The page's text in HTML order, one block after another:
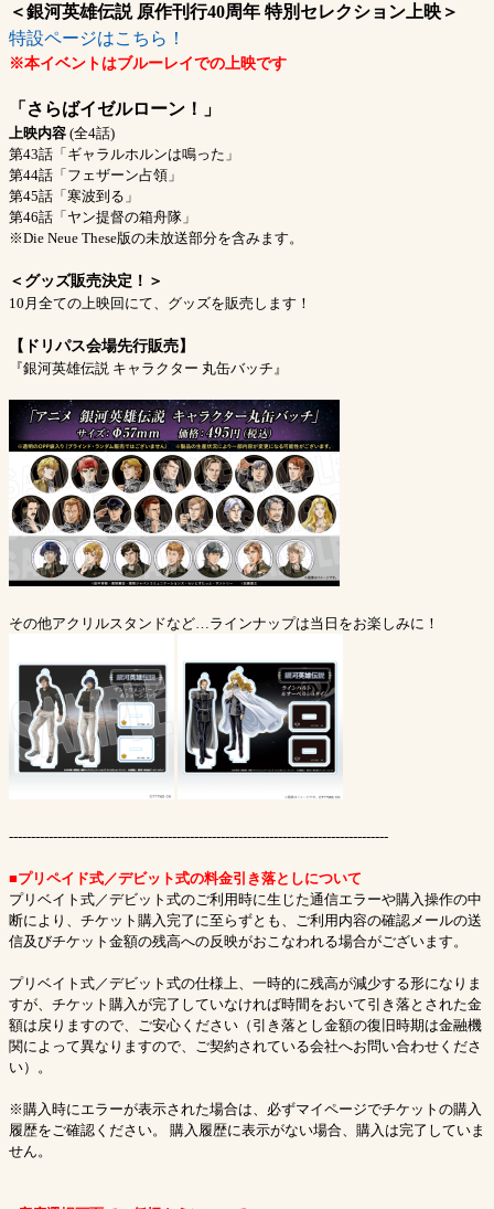
＜銀河英雄伝説 原作刊行40周年 特別セレクション上映＞
特設ページはこちら！
※本イベントはブルーレイでの上映です
「さらばイゼルローン！」
上映内容 (全4話)
第43話「ギャラルホルンは鳴った」
第44話「フェザーン占領」
第45話「寒波到る」
第46話「ヤン提督の箱舟隊」
※Die Neue These版の未放送部分を含みます。
＜グッズ販売決定！＞
10月全ての上映回にて、グッズを販売します！
【ドリパス会場先行販売】
『銀河英雄伝説 キャラクター 丸缶バッチ』
その他アクリルスタンドなど…ラインナップは当日をお楽しみに！
--------------------------------------------------------------------------------------
■プリペイド式／デビット式の料金引き落としについて
プリベイト式／デビット式のご利用時に生じた通信エラーや購入操作の中
断により、チケット購入完了に至らずとも、ご利用内容の確認メールの送
信及びチケット金額の残高への反映がおこなわれる場合がございます。
プリベイト式／デビット式の仕様上、一時的に残高が減少する形になりま
すが、チケット購入が完了していなければ時間をおいて引き落とされた金
額は戻りますので、ご安心ください（引き落とし金額の復旧時期は金融機
関によって異なりますので、ご契約されている会社へお問い合わせくださ
い）。
※購入時にエラーが表示された場合は、必ずマイページでチケットの購入
履歴をご確認ください。 購入履歴に表示がない場合、購入は完了していま
せん。